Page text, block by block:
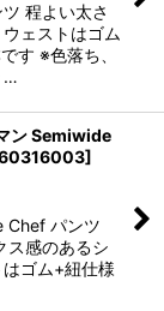
程よい太さ
ェストはゴム
す ※色落ち、
…
ン Semiwide
]
Chef パンツ
ス感のあるシ
ゴム+紐仕様